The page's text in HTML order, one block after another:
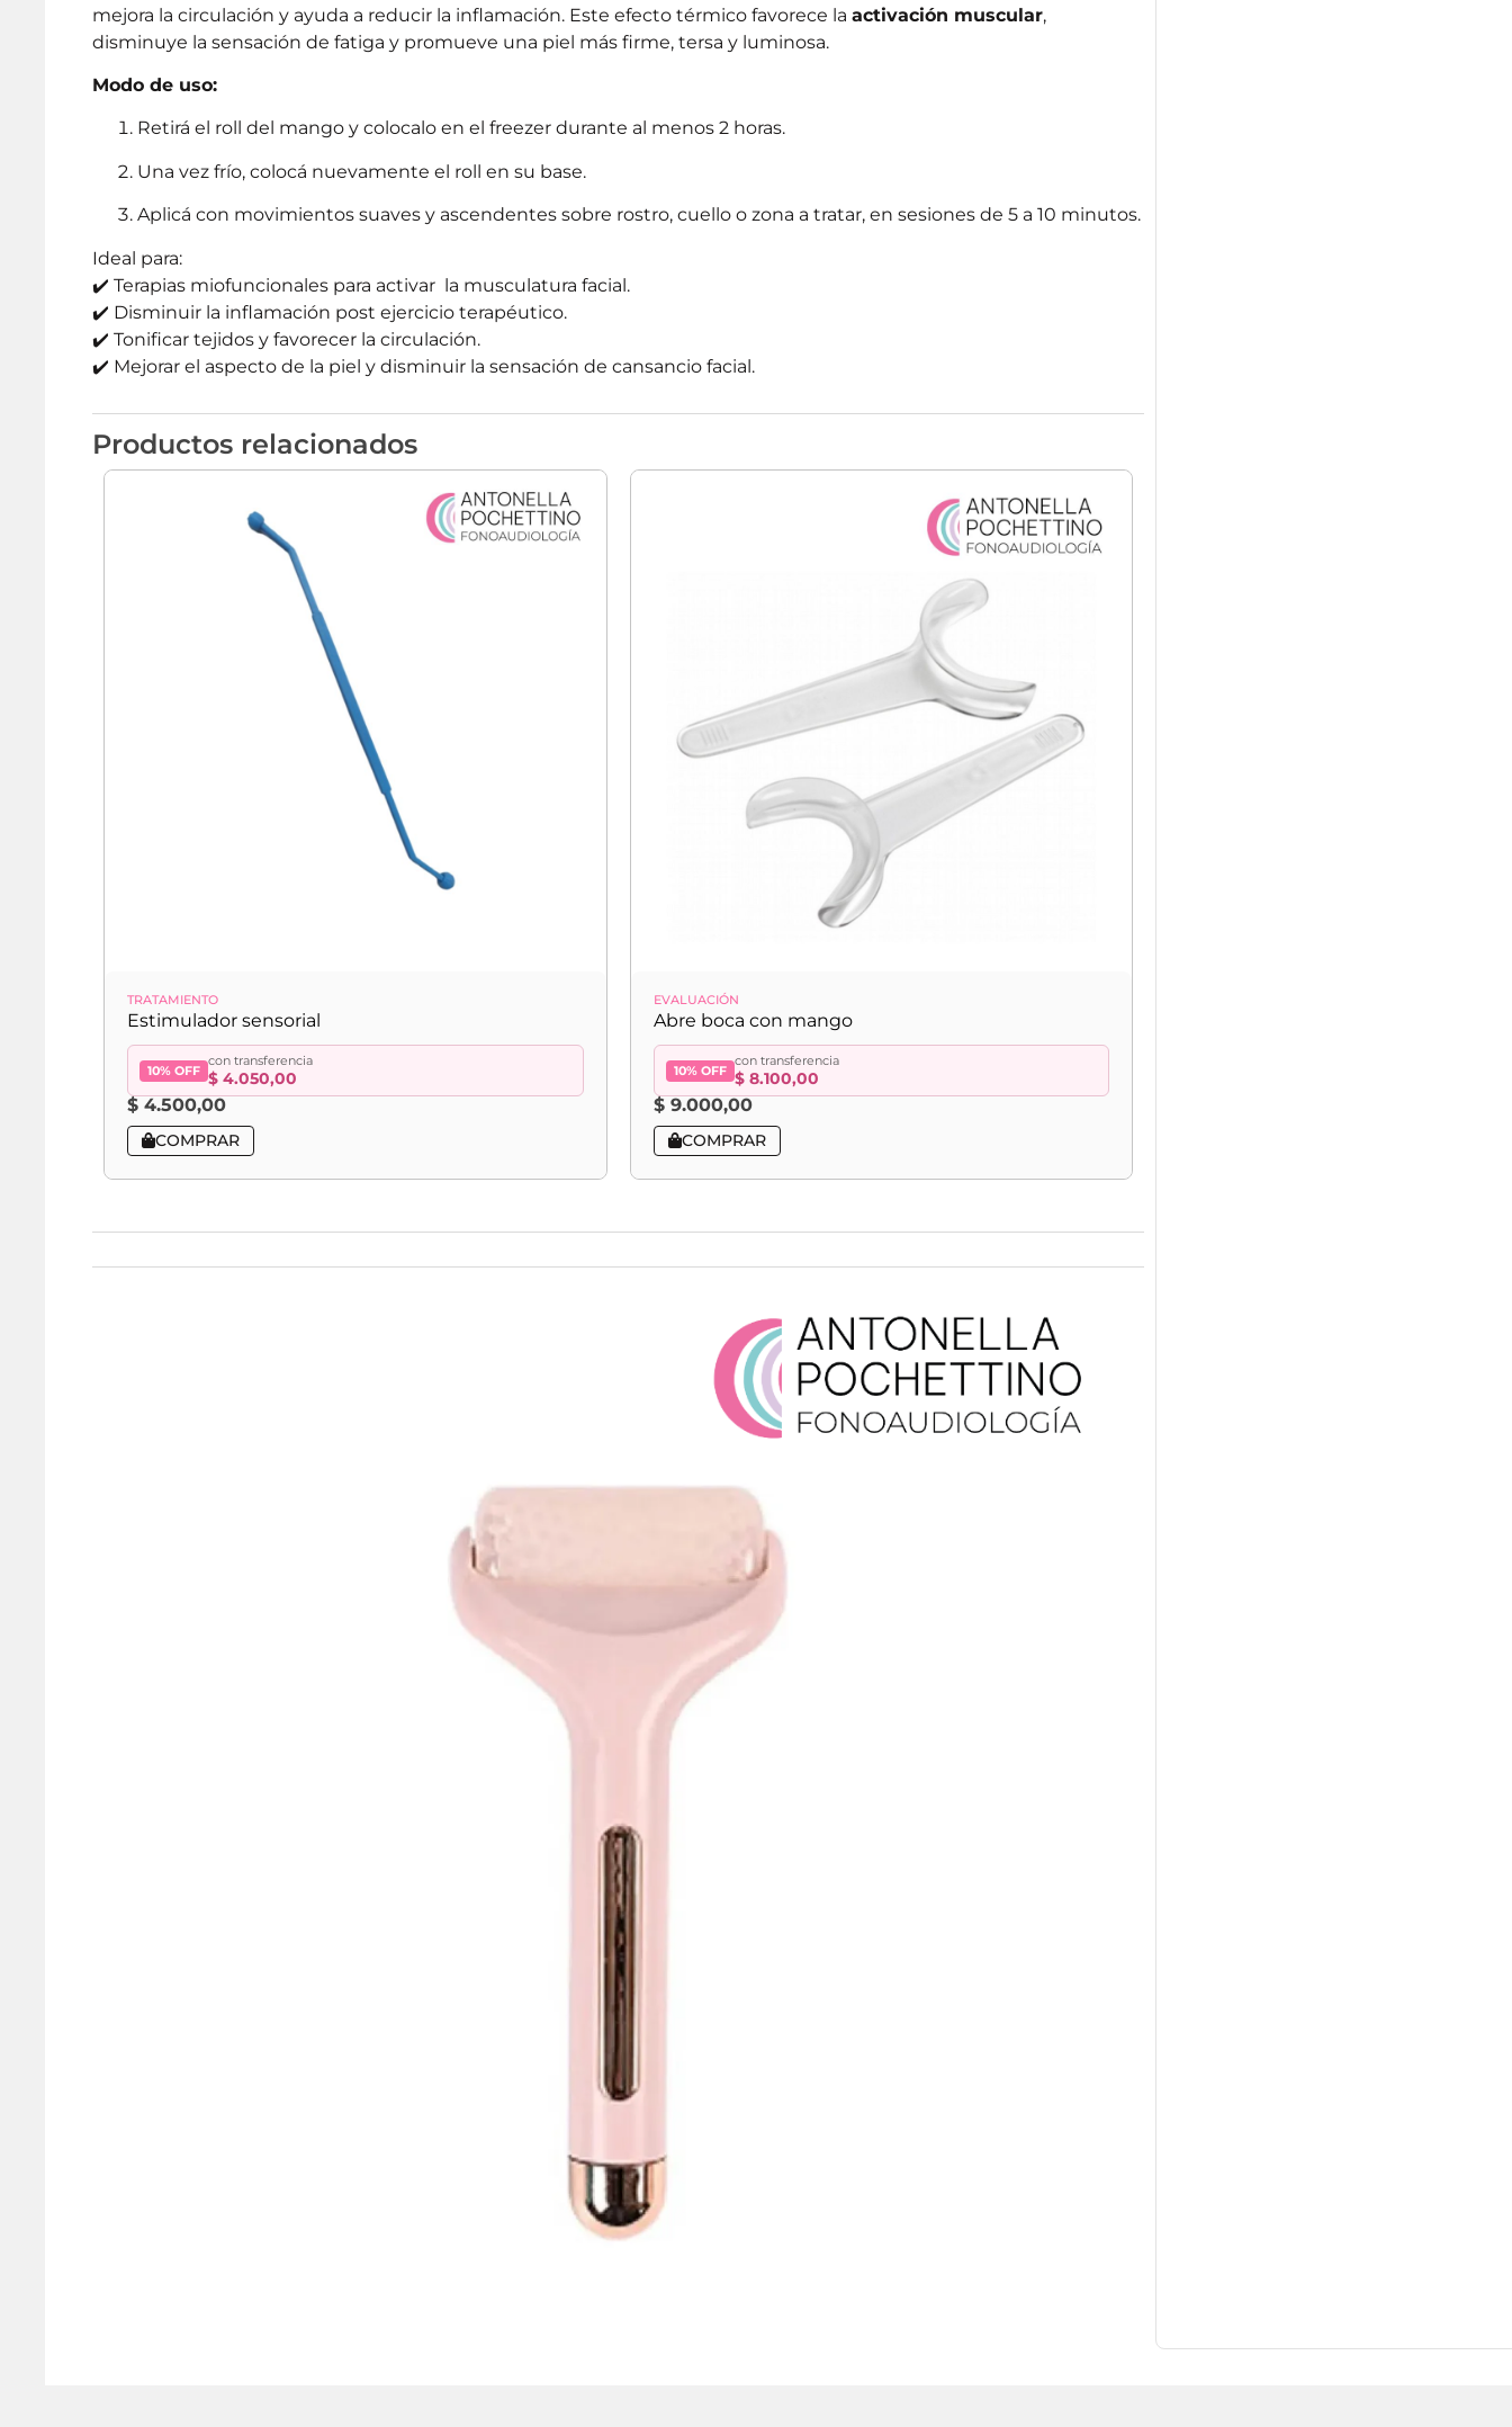
mejora la circulación y ayuda a reducir la inflamación. Este efecto térmico favorece la activación muscular,
disminuye la sensación de fatiga y promueve una piel más firme, tersa y luminosa.
Modo de uso:
Retirá el roll del mango y colocalo en el freezer durante al menos 2 horas.
Una vez frío, colocá nuevamente el roll en su base.
Aplicá con movimientos suaves y ascendentes sobre rostro, cuello o zona a tratar, en sesiones de 5 a 10 minutos.
Ideal para:
✔️ Terapias miofuncionales para activar la musculatura facial.
✔️ Disminuir la inflamación post ejercicio terapéutico.
✔️ Tonificar tejidos y favorecer la circulación.
✔️ Mejorar el aspecto de la piel y disminuir la sensación de cansancio facial.
Productos relacionados
TRATAMIENTO
Estimulador sensorial
10% OFF
con transferencia
$ 4.050,00
$ 4.500,00
COMPRAR
EVALUACIÓN
Abre boca con mango
10% OFF
con transferencia
$8.100,00
$9.000,00
COMPRAR